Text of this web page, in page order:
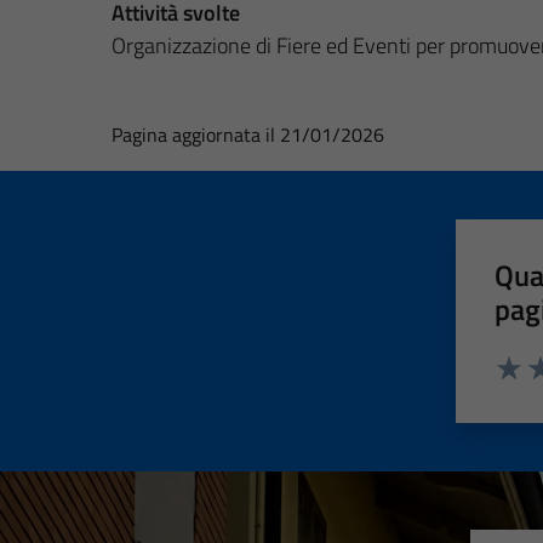
Attività svolte
Organizzazione di Fiere ed Eventi per
Pagina aggiornata il 21/01/2026